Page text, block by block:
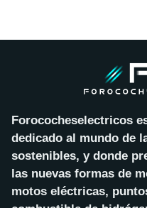
Forococheselectricos
dedicado al mundo de
sostenibles, y donde
las nuevas formas de
motos eléctricas,